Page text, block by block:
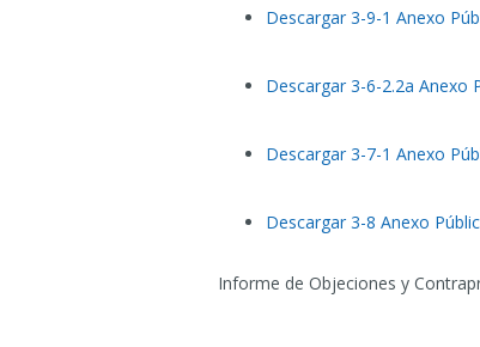
Descargar 3-9-1 Anexo
Descargar 3-6-2.2a Anexo
Descargar 3-7-1 Anexo
Descargar 3-8 Anexo
Informe de Objeciones y